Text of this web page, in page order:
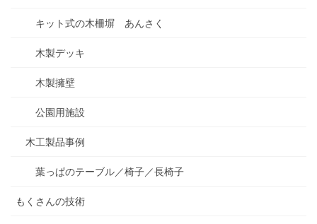
キット式の木柵塀 あんさく
木製デッキ
木製擁壁
公園用施設
木工製品事例
葉っぱのテーブル／椅子／長椅子
もくさんの技術